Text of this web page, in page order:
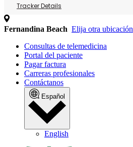
Tracker Details
Fernandina Beach Elija otra ubicación
Consultas de telemedicina
Portal del paciente
Pagar factura
Carreras profesionales
Contáctanos
Español
English